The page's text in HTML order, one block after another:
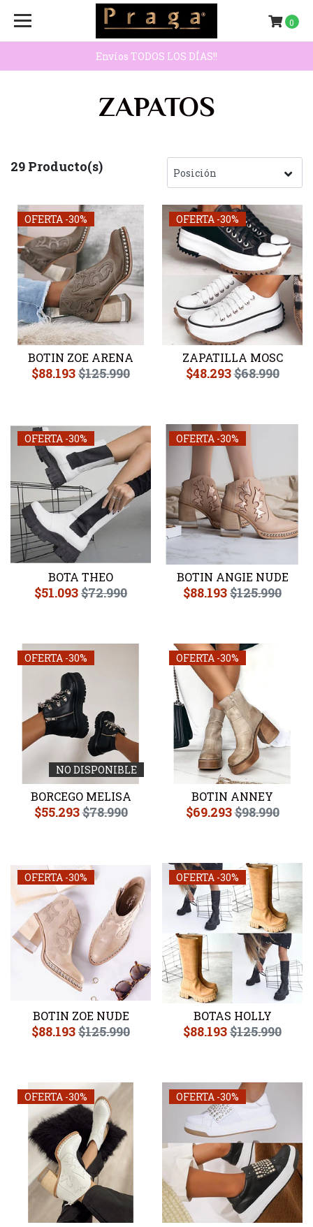
Envíos TODOS LOS DÍAS!!
0
ZAPATOS
29 Producto(s)
OFERTA -30%
BOTIN ZOE ARENA
$88.193$125.990
OFERTA -30%
ZAPATILLA MOSC
$48.293$68.990
OFERTA -30%
BOTA THEO
$51.093$72.990
OFERTA -30%
BOTIN ANGIE NUDE
$88.193$125.990
OFERTA -30%
NO DISPONIBLE
BORCEGO MELISA
$55.293$78.990
OFERTA -30%
BOTIN ANNEY
$69.293$98.990
OFERTA -30%
BOTIN ZOE NUDE
$88.193$125.990
OFERTA -30%
BOTAS HOLLY
$88.193$125.990
OFERTA -30% OFERTA -30%